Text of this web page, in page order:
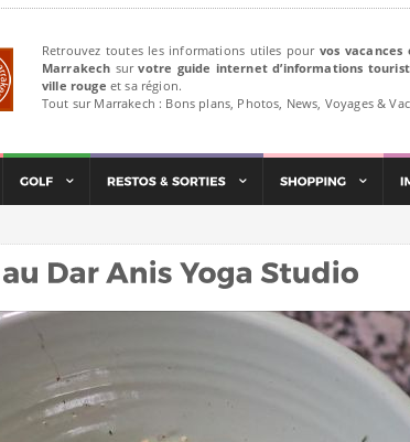
Retrouvez toutes les informations utiles pour vos vacances
Marrakech survotre guide internet d’informations
ville rouge et sa région.
Tout sur Marrakech : Bons plans, Photos, News, Voyages &